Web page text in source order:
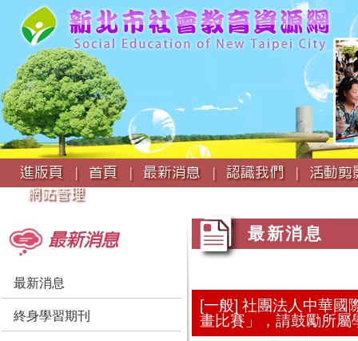
:::
進版頁 |
首頁 | 最新消息 | 認識我們 |
活動
網站管理
最新消息
最新消息
終身學習期刊
最新消息
[一般] 社團法人中華國
畫比賽」，請鼓勵所屬